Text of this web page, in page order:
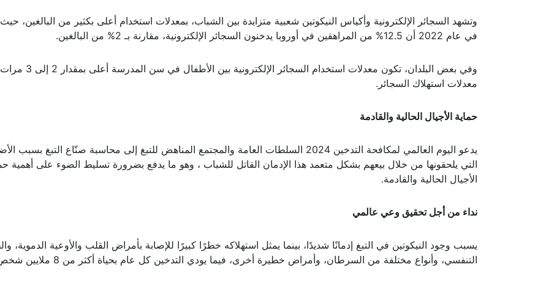
وتشهد السجائر الإلكترونية وأكياس النيكوتين شعبية متزايدة بين الشباب، بمعدلات استخدام أعلى بكثير من البالغين،
في عام 2022 أن 12.5% من المراهقين في أوروبا يدخنون السجائر الإلكترونية، مقارنة بـ 2% من البالغين.
وفي بعض البلدان، تكون معدلات استخدام السجائر الإلكترونية
معدلات استهلاك السجائر.
حماية الأجيال الحالية والقادمة
يدعو اليوم العالمي لمكافحة التدخين 2024 السلطات العامة والمجتمع المناهض للتبغ إلى محاسبة صنّاع التبغ بسبب
التي يلحقونها من خلال بيعهم بشكل متعمد هذا الإدمان القاتل للشباب ، وهو ما يدفع بضرورة تسليط الضوء على أهمية
الأجيال الحالية والقادمة.
نداء من أجل تحقيق وعي عالمي
يسبب وجود النيكوتين في التبغ إدمانًا شديدًا، بينما يمثل استهلاكه خطرًا كبيرًا للإصابة بأمراض القلب والأوعية الدموية،
التنفسي، وأنواع مختلفة من السرطان، وأمراض خطيرة أخرى، فيما يودي التدخين كل عام بحياة أكثر من 8 ملايين شخص.